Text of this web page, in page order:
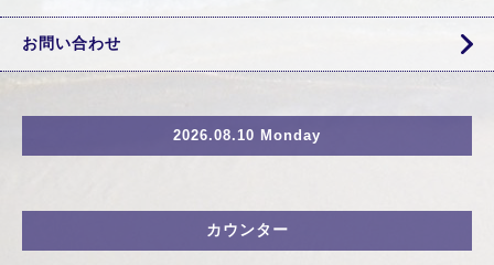
お問い合わせ
2026.08.10 Monday
カウンター